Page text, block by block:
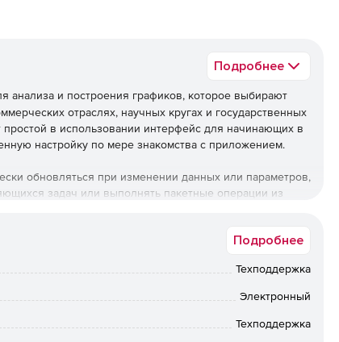
Подробнее
анализа и построения графиков, которое выбирают
отраслях, научных кругах и государственных
в использовании интерфейс для начинающих в
настройку по мере знакомства с приложением.
обновляться при изменении данных или параметров,
задач или выполнять пакетные операции из
в Origin, используя языки сценариев и C, встроенный
и индивидуальной настройке всех элементов,
Подробнее
Техподдержка
Электронный
Техподдержка